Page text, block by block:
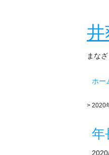
井
まな
ホー
> 2020
年